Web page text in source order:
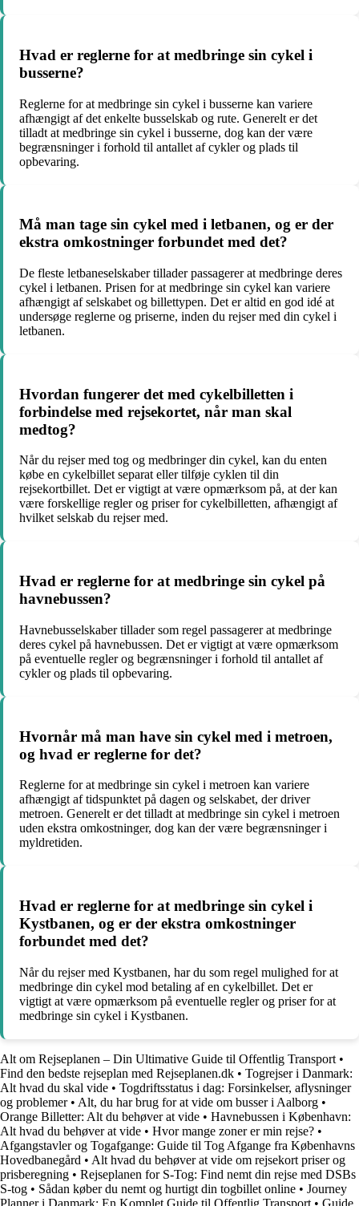
Hvad er reglerne for at medbringe sin cykel i
busserne?
Reglerne for at medbringe sin cykel i busserne kan variere
afhængigt af det enkelte busselskab og rute. Generelt er det
tilladt at medbringe sin cykel i busserne, dog kan der være
begrænsninger i forhold til antallet af cykler og plads til
opbevaring.
Må man tage sin cykel med i letbanen, og er der
ekstra omkostninger forbundet med det?
De fleste letbaneselskaber tillader passagerer at medbringe deres
cykel i letbanen. Prisen for at medbringe sin cykel kan variere
afhængigt af selskabet og billettypen. Det er altid en god idé at
undersøge reglerne og priserne, inden du rejser med din cykel i
letbanen.
Hvordan fungerer det med cykelbilletten i
forbindelse med rejsekortet, når man skal
medtog?
Når du rejser med tog og medbringer din cykel, kan du enten
købe en cykelbillet separat eller tilføje cyklen til din
rejsekortbillet. Det er vigtigt at være opmærksom på, at der kan
være forskellige regler og priser for cykelbilletten, afhængigt af
hvilket selskab du rejser med.
Hvad er reglerne for at medbringe sin cykel på
havnebussen?
Havnebusselskaber tillader som regel passagerer at medbringe
deres cykel på havnebussen. Det er vigtigt at være opmærksom
på eventuelle regler og begrænsninger i forhold til antallet af
cykler og plads til opbevaring.
Hvornår må man have sin cykel med i metroen,
og hvad er reglerne for det?
Reglerne for at medbringe sin cykel i metroen kan variere
afhængigt af tidspunktet på dagen og selskabet, der driver
metroen. Generelt er det tilladt at medbringe sin cykel i metroen
uden ekstra omkostninger, dog kan der være begrænsninger i
myldretiden.
Hvad er reglerne for at medbringe sin cykel i
Kystbanen, og er der ekstra omkostninger
forbundet med det?
Når du rejser med Kystbanen, har du som regel mulighed for at
medbringe din cykel mod betaling af en cykelbillet. Det er
vigtigt at være opmærksom på eventuelle regler og priser for at
medbringe sin cykel i Kystbanen.
Alt om Rejseplanen – Din Ultimative Guide til Offentlig Transport •
Find den bedste rejseplan med Rejseplanen.dk • Togrejser i Danmark:
Alt hvad du skal vide • Togdriftsstatus i dag: Forsinkelser, aflysninger
og problemer• Alt, du har brug for at vide om busser i Aalborg •
Orange Billetter: Alt du behøver at vide • Havnebussen i København:
Alt hvad du behøver at vide • Hvor mange zoner er min rejse? •
Afgangstavler og Togafgange: Guide til Tog Afgange fra Københavns
Hovedbanegård • Alt hvad du behøver at vide om rejsekort priser og
prisberegning • Rejseplanen for S-Tog: Find nemt din rejse med DSBs
S-tog • Sådan køber du nemt og hurtigt din togbillet online • Journey
Planner i Danmark: En Komplet Guide til Offentlig Transport • Guide